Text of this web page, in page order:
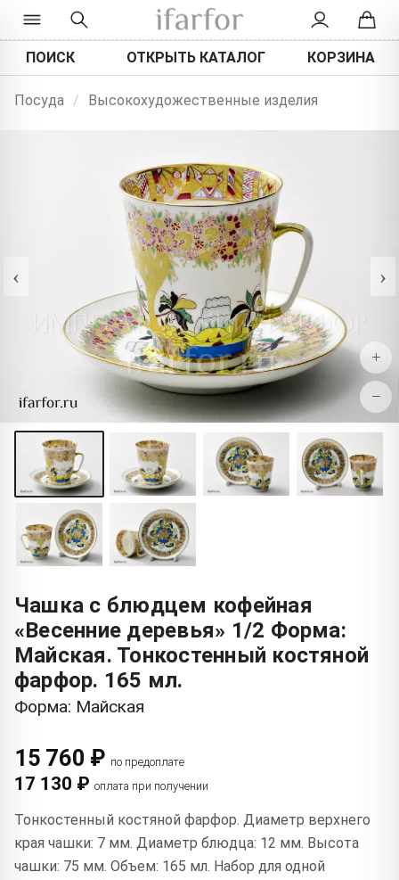
ПОИСК ОТКРЫТЬ КАТАЛОГ КОРЗИНА
Посуда / Высокохудожественные изделия
‹ ›
+
−
Чашка с блюдцем кофейная
«Весенние деревья» 1/2 Форма:
Майская. Тонкостенный костяной
фарфор. 165 мл.
Форма: Майская
15 760 ₽ по предоплате
17 130 ₽ оплата при получении
Тонкостенный костяной фарфор. Диаметр верхнего
края чашки: 7 мм. Диаметр блюдца: 12 мм. Высота
чашки: 75 мм. Объем: 165 мл. Набор для одной